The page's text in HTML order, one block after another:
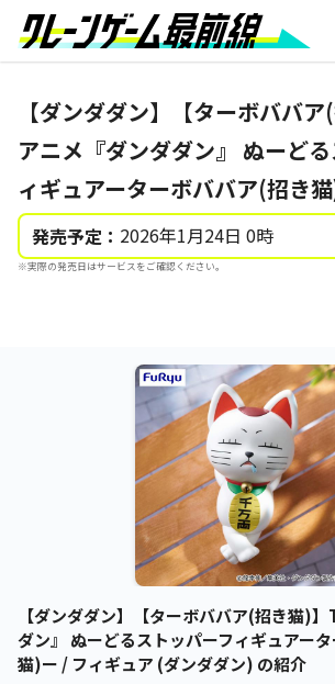
【ダンダダン】【ターボババ
アニメ『ダンダダン』 ぬーど
ィギュアーターボババア(招き
発売予定： 2026年1月24日 0時
※実際の発売日はサービスをご確認ください。
【ダンダダン】【ターボババア(招き猫)
ダン』 ぬーどるストッパーフィギュアー
猫)ー / フィギュア (ダンダダン) の紹介